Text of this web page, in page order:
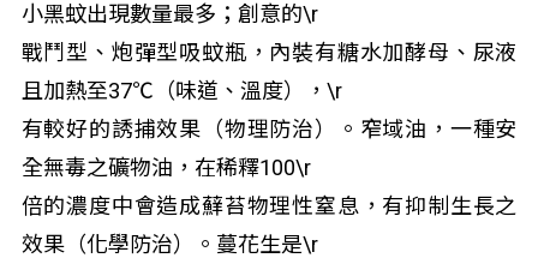
小黑蚊出現數量最多；創意的\r
戰鬥型、炮彈型吸蚊瓶，內裝有糖水加酵母、尿液
且加熱至37℃（味道、溫度），\r
有較好的誘捕效果（物理防治）。窄域油，一種安
全無毒之礦物油，在稀釋100\r
倍的濃度中會造成蘚苔物理性窒息，有抑制生長之
效果（化學防治）。蔓花生是\r